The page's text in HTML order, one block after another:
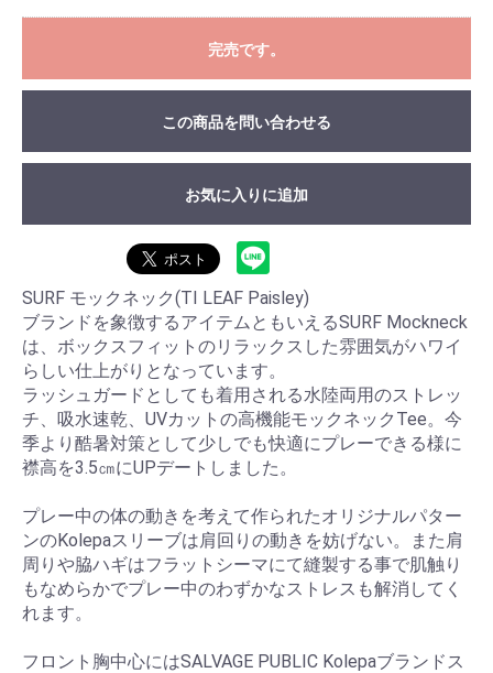
完売です。
この商品を問い合わせる
お気に入りに追加
SURF モックネック(TI LEAF Paisley)
ブランドを象徴するアイテムともいえるSURF Mockneck
は、ボックスフィットのリラックスした雰囲気がハワイ
らしい仕上がりとなっています。
ラッシュガードとしても着用される水陸両用のストレッ
チ、吸水速乾、UVカットの高機能モックネックTee。今
季より酷暑対策として少しでも快適にプレーできる様に
襟高を3.5㎝にUPデートしました。
プレー中の体の動きを考えて作られたオリジナルパター
ンのKolepaスリーブは肩回りの動きを妨げない。また肩
周りや脇ハギはフラットシーマにて縫製する事で肌触り
もなめらかでプレー中のわずかなストレスも解消してく
れます。
フロント胸中心にはSALVAGE PUBLIC Kolepaブランドス